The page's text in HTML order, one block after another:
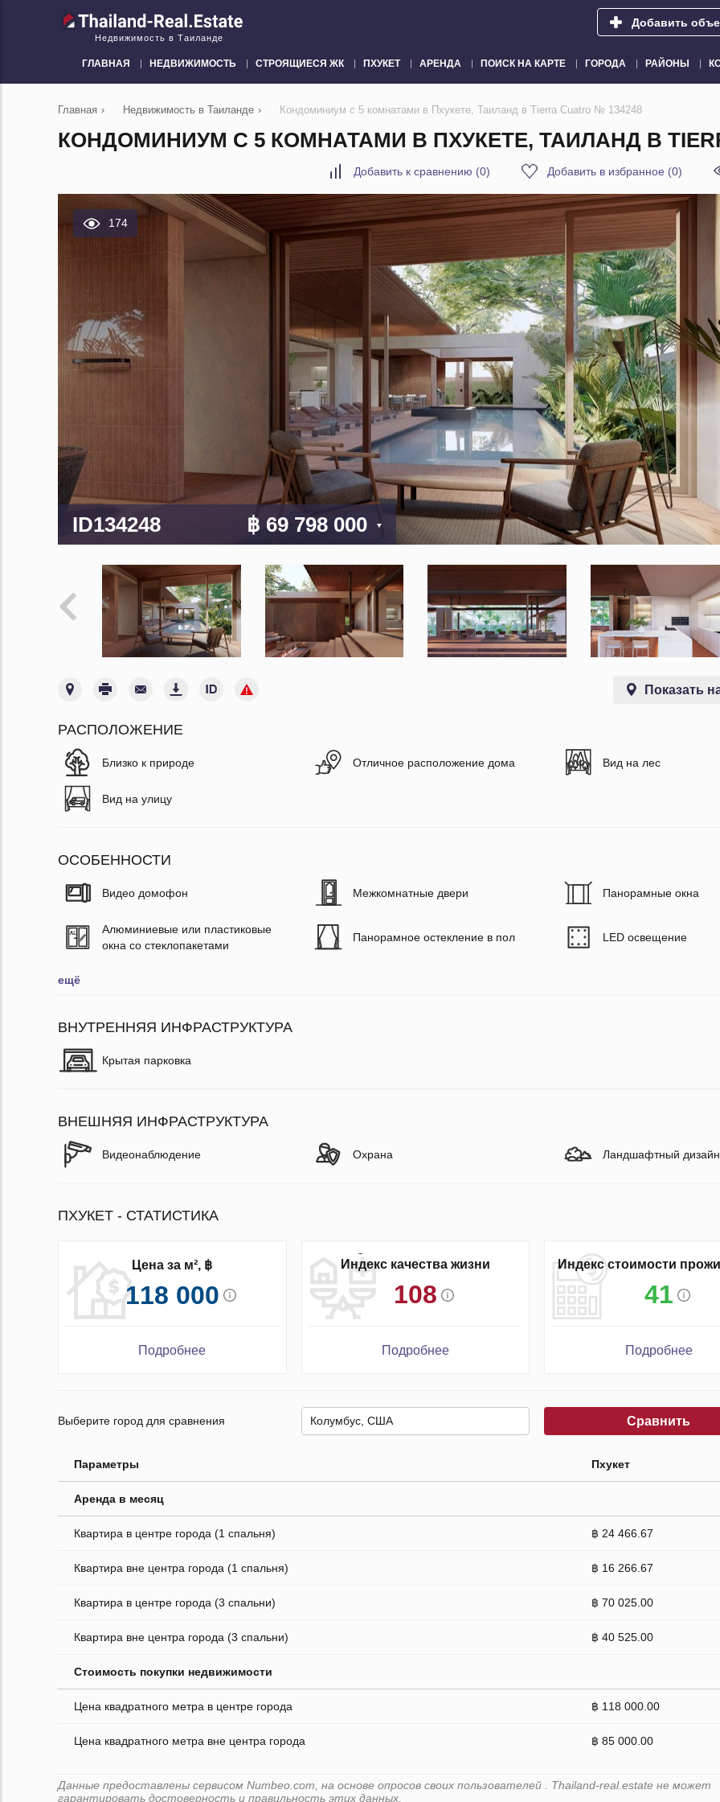
Недвижимость в Таиланде
Добавить
ГЛАВНАЯ НЕДВИЖИМОСТЬ СТРОЯЩИЕСЯ ЖК ПХУКЕТ АРЕНДА ПОИСК НА КАРТЕ ГОРОДА РАЙОНЫ
Главная › Недвижимость в Таиланде › Кондоминиум с 5 комнатами в Пхукете, Таиланд в Tierra Cuatro № 134248
КОНДОМИНИУМ С 5 КОМНАТАМИ В ПХУКЕТЕ, ТАИЛАНД В
Добавить к сравнению (0) Добавить в избранное (0)
174
ID134248 ฿ 69 798 000
Показать
РАСПОЛОЖЕНИЕ
Близко к природе Отличное расположение дома Вид на лес
Вид на улицу
ОСОБЕННОСТИ
Видео домофон Межкомнатные двери Панорамные окна
Алюминиевые или пластиковые
окна со стеклопакетами
Панорамное остекление в пол LED освещение
ещё
ВНУТРЕННЯЯ ИНФРАСТРУКТУРА
Крытая парковка
ВНЕШНЯЯ ИНФРАСТРУКТУРА
Видеонаблюдение Охрана Ландшафтный дизайн
ПХУКЕТ - СТАТИСТИКА
Цена за м², ฿
118 000
Подробнее
Индекс качества жизни
108
Подробнее
Индекс стоимости
41
Подробнее
Выберите город для сравнения Сравнить
Параметры Пхукет
Аренда в месяц
Квартира в центре города (1 спальня) ฿ 24 466.67
Квартира вне центра города (1 спальня) ฿ 16 266.67
Квартира в центре города (3 спальни) ฿ 70 025.00
Квартира вне центра города (3 спальни) ฿ 40 525.00
Стоимость покупки недвижимости
Цена квадратного метра в центре города ฿ 118 000.00
Цена квадратного метра вне центра города ฿ 85 000.00
Данные предоставлены сервисом Numbeo.com, на основе опросов своих пользователей . Thailand-real.estate не может
гарантировать достоверность и правильность этих данных.